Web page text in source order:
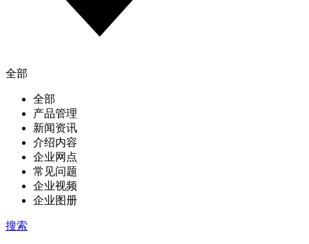
全部
全部
产品管理
新闻资讯
介绍内容
企业网点
常见问题
企业视频
企业图册
搜索